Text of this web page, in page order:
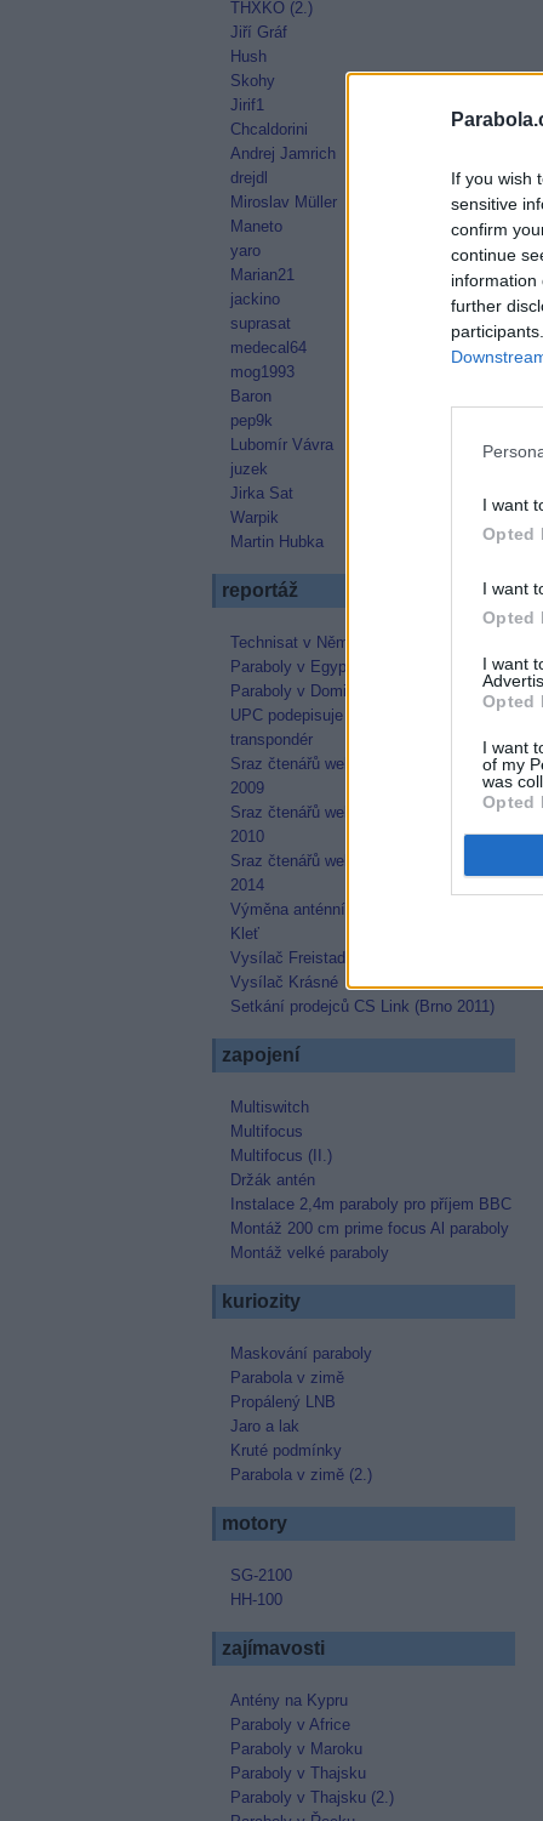
If you wish
sensitive
confirm
continue
information
further
I want
Opted
I want
Opted
I want
Opted
I want
of my
was
Opted
THXKO (2.)
Jiří Gráf
Hush
Skohy
Jirif1
Chcaldorini
Andrej Jamrich
drejdl
Miroslav Müller
Maneto
yaro
Marian21
jackino
suprasat
medecal64
mog1993
Baron
pep9k
Lubomír Vávra
juzek
Jirka Sat
Warpik
Martin Hubka
reportáž
Technisat v Německu
Paraboly v Egyptě
Paraboly v Dominikánské republice
UPC podepisuje kontrakt s Astrou na 4.
transpondér
Sraz čtenářů webu parabola.cz - květen
2009
Sraz čtenářů webu parabola.cz - červen
2010
Sraz čtenářů webu parabola.cz - červen
2014
Výměna anténního systému na vysílači
Kleť
Vysílač Freistadt
Vysílač Krásné
Setkání prodejců CS Link (Brno 2011)
zapojení
Multiswitch
Multifocus
Multifocus (II.)
Držák antén
Instalace 2,4m paraboly pro příjem BBC
Montáž 200 cm prime focus Al paraboly
Montáž velké paraboly
kuriozity
Maskování paraboly
Parabola v zimě
Propálený LNB
Jaro a lak
Kruté podmínky
Parabola v zimě (2.)
motory
SG-2100
HH-100
zajímavosti
Antény na Kypru
Paraboly v Africe
Paraboly v Maroku
Paraboly v Thajsku
Paraboly v Thajsku (2.)